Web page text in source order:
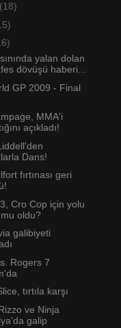
(18)
yalan dolan
dövüşü haberi...
GP 2009 - Final
MMA'i
açıkladı!
Dans!
fırtınası geri
Cro Cop için yolu
oldu?
galibiyeti
Rogers 7
tırtıla karşı
ve Ninja
galip